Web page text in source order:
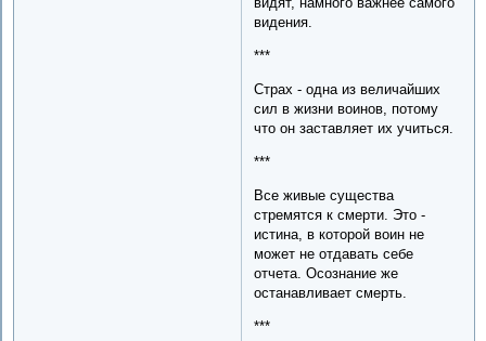
видения.
***
Страх - одна из величайших
сил в жизни воинов, потому
что он заставляет их учиться.
***
Все живые существа
стремятся к смерти. Это -
истина, в которой воин не
может не отдавать себе
отчета. Осознание же
останавливает смерть.
***